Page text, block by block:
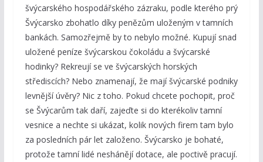
švýcarského hospodářského zázraku, podle kterého prý
Švýcarsko zbohatlo díky penězům uloženým v tamních
bankách. Samozřejmě by to nebylo možné. Kupují snad
uložené peníze švýcarskou čokoládu a švýcarské
hodinky? Rekreují se ve švýcarských horských
střediscích? Nebo znamenají, že mají švýcarské podniky
levnější úvěry? Nic z toho. Pokud chcete pochopit, proč
se Švýcarům tak daří, zajeďte si do kterékoliv tamní
vesnice a nechte si ukázat, kolik nových firem tam bylo
za posledních pár let založeno. Švýcarsko je bohaté,
protože tamní lidé neshánějí dotace, ale poctivě pracují.